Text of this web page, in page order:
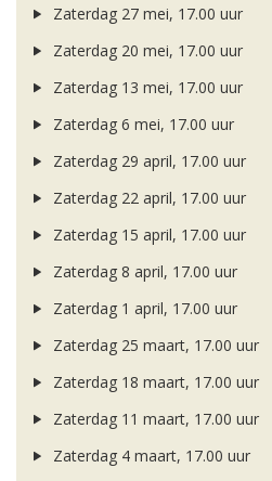
Zaterdag 27 mei, 17.00 uur
Zaterdag 20 mei, 17.00 uur
Zaterdag 13 mei, 17.00 uur
Zaterdag 6 mei, 17.00 uur
Zaterdag 29 april, 17.00 uur
Zaterdag 22 april, 17.00 uur
Zaterdag 15 april, 17.00 uur
Zaterdag 8 april, 17.00 uur
Zaterdag 1 april, 17.00 uur
Zaterdag 25 maart, 17.00 uur
Zaterdag 18 maart, 17.00 uur
Zaterdag 11 maart, 17.00 uur
Zaterdag 4 maart, 17.00 uur